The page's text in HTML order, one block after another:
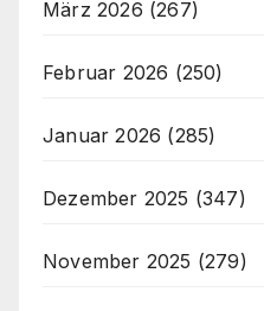
März 2026 (267)
Februar 2026 (250)
Januar 2026 (285)
Dezember 2025 (347)
November 2025 (279)